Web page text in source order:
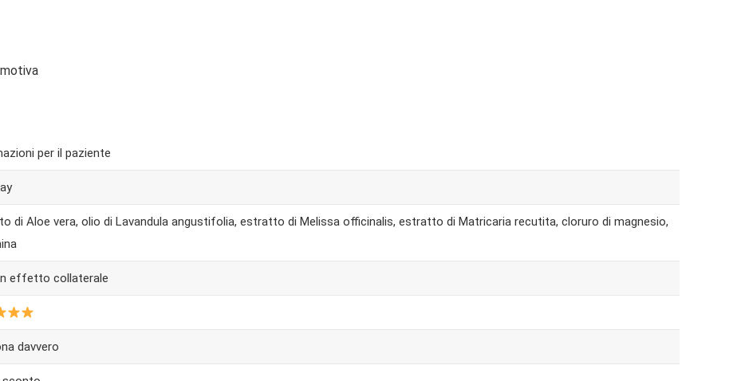
per il paziente
di Aloe vera, olio di Lavandula angustifolia, estratto di Melissa officinalis, estratto di Matricaria recutita, cloruro di magnesio,
effetto collaterale
davvero